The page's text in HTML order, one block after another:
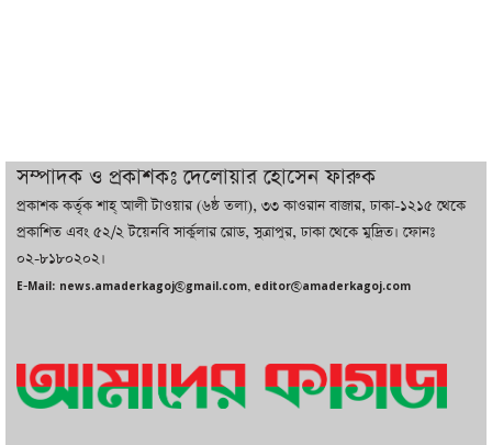
বাজারে কাঁচা মরিচে ‘আগুন’, ‘এত দাম তো
আগে দেখিনি’
সম্পাদক ও প্রকাশকঃ দেলোয়ার হোসেন ফারুক
প্রকাশক কর্তৃক শাহ্ আলী টাওয়ার (৬ষ্ঠ তলা), ৩৩ কাওরান বাজার, ঢাকা-১২১৫ থেকে
প্রকাশিত এবং ৫২/২ টয়েনবি সার্কুলার রোড, সুত্রাপুর, ঢাকা থেকে মুদ্রিত। ফোনঃ
০২-৮১৮০২০২।
E-Mail: news.amaderkagoj@gmail.com, editor@amaderkagoj.com